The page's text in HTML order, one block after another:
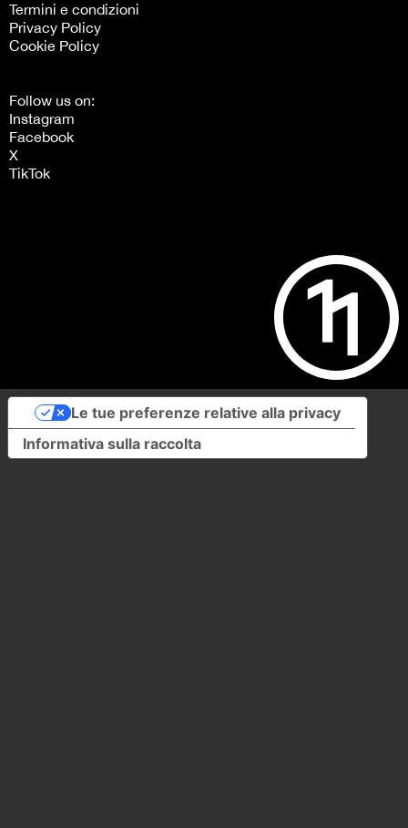
Termini e condizioni
Privacy Policy
Cookie Policy
Follow us on:
Instagram
Facebook
X
TikTok
Informativa sulla raccolta
Le tue preferenze relative alla privacy